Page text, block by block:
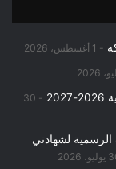
1 أغسطس، 2026
30
الرسمية لشهادتي
2026